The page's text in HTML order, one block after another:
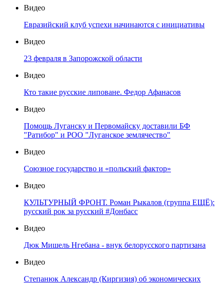
Видео
Евразийский клуб успехи начинаются с инициативы
Видео
23 февраля в Запорожской области
Видео
Кто такие русские липоване. Федор Афанасов
Видео
Помощь Луганску и Первомайску доставили БФ
"Ратибор" и РОО "Луганское землячество"
Видео
Союзное государство и «польский фактор»
Видео
КУЛЬТУРНЫЙ ФРОНТ. Роман Рыкалов (группа ЕЩЁ):
русский рок за русский #Донбасс
Видео
Дюк Мишель Нгебана - внук белорусского партизана
Видео
Степанюк Александр (Киргизия) об экономических